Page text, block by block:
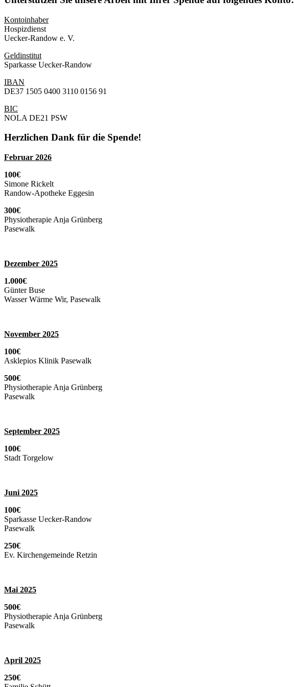
Kontoinhaber
Hospizdienst
Uecker-Randow e. V.
Geldinstitut
Sparkasse Uecker-Randow
IBAN
DE37 1505 0400 3110 0156 91
BIC
NOLA DE21 PSW
Herzlichen Dank für die Spende!
Februar 2026
100€
Simone Rickelt
Randow-Apotheke Eggesin
300€
Physiotherapie Anja Grünberg
Pasewalk
Dezember 2025
1.000€
Günter Buse
Wasser Wärme Wir, Pasewalk
November 2025
100€
Asklepios Klinik Pasewalk
500€
Physiotherapie Anja Grünberg
Pasewalk
September 2025
100€
Stadt Torgelow
Juni 2025
100€
Sparkasse Uecker-Randow
Pasewalk
250€
Ev. Kirchengemeinde Retzin
Mai 2025
500€
Physiotherapie Anja Grünberg
Pasewalk
April 2025
250€